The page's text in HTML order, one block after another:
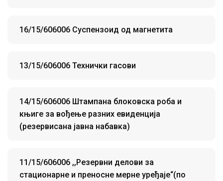
16/15/606006 Суспензоид од магнетита
13/15/606006 Технички гасови
14/15/606006 Штампана блоковска роба и
књигe за вођење разних евиденција
(резервисана јавна набавка)
11/15/606006 ,,Резервни делови за
стационарне и преносне мерне уређаје“(по